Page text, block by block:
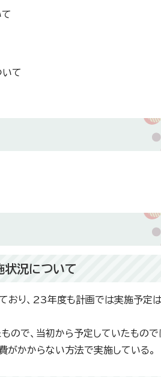
いて
況について
り、23年度も計画では実施予定
ので、当初から予定していたもの
がかからない方法で実施している。